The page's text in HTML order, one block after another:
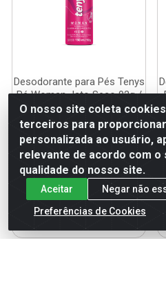
Desodorante para Pés Tenys
Pé Woman Jato Seco 92g /
150ml
Código: 107696
Embalagem: UN
Faça seu login ou
cadastre-se para
ver preços e
comprar
O nosso site coleta
terceiros para
personalizada ao usuário,
relevante de acordo com
qualidade do nosso site.
Aceitar
Negar não
Preferências de Cookies